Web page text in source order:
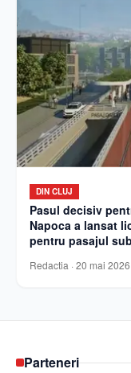
DIN CLUJ
Pasul decisiv
Napoca a lansat
pentru pasajul
Redactia · 20 mai 2026
Parteneri